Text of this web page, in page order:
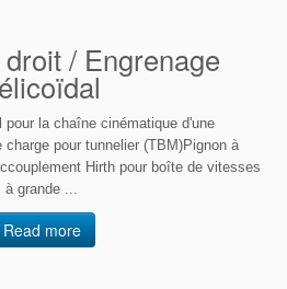
/ Engrenage
pour la chaîne cinématique d'une
charge pour tunnelier (TBM)Pignon à
Hirth pour boîte de vitesses
à grande ...
Read more